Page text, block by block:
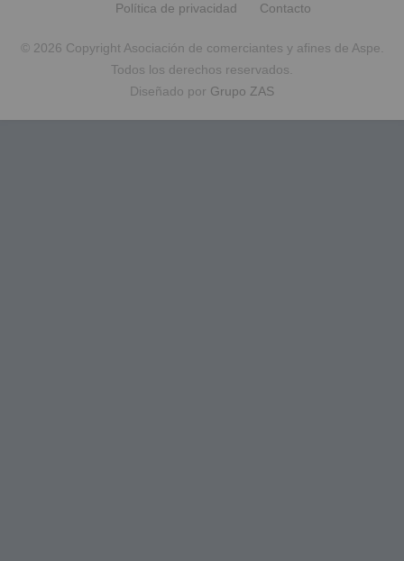
Política de privacidad
Contacto
© 2026 Copyright Asociación de comerciantes y afines de Aspe.
Todos los derechos reservados.
Diseñado por Grupo ZAS